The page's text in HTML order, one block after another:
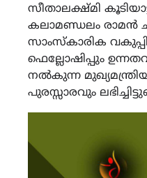
സീതാലക്ഷ്മി
കലാമണ്ഡലം രാമൻ
സാംസ്കാരിക
ഫെല്ലോഷിപ്പും
നൽകുന്ന
പുരസ്സാരവും